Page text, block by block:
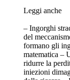
Leggi anche
– Ingorghi
del
formano gli
matematica –
ridurre la
iniezioni